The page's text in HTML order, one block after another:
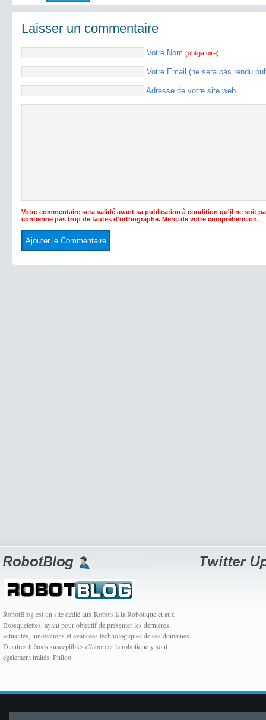
Laisser un commentaire
Votre Nom (obligatoire)
Votre Email (ne sera pas rendu
Adresse de votre site web
Votre commentaire sera validé avant sa publication à condition qu'il ne soit
contienne pas trop de fautes d'orthographe. Merci de votre compréhension.
RobotBlog est un site dédié aux Robots,à la Robotique et aux
Exosquelettes, ayant pour objectif de présenter les dernières
actualités, innovations et avancées technologiques de ces domaines.
D autres thèmes susceptibles d\'aborder la robotique y sont
également traités. Philoo